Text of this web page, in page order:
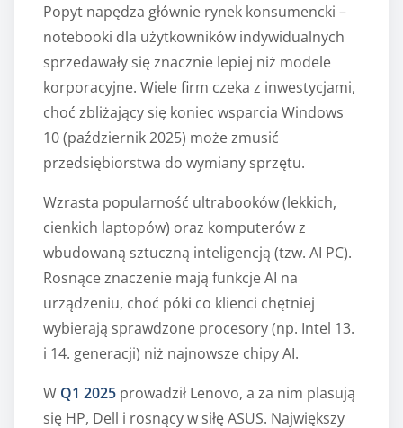
Popyt napędza głównie rynek konsumencki –
notebooki dla użytkowników indywidualnych
sprzedawały się znacznie lepiej niż modele
korporacyjne. Wiele firm czeka z inwestycjami,
choć zbliżający się koniec wsparcia Windows
10 (październik 2025) może zmusić
przedsiębiorstwa do wymiany sprzętu.
Wzrasta popularność ultrabooków (lekkich,
cienkich laptopów) oraz komputerów z
wbudowaną sztuczną inteligencją (tzw. AI PC).
Rosnące znaczenie mają funkcje AI na
urządzeniu, choć póki co klienci chętniej
wybierają sprawdzone procesory (np. Intel 13.
i 14. generacji) niż najnowsze chipy AI.
W Q1 2025 prowadził Lenovo, a za nim plasują
się HP, Dell i rosnący w siłę ASUS. Największy